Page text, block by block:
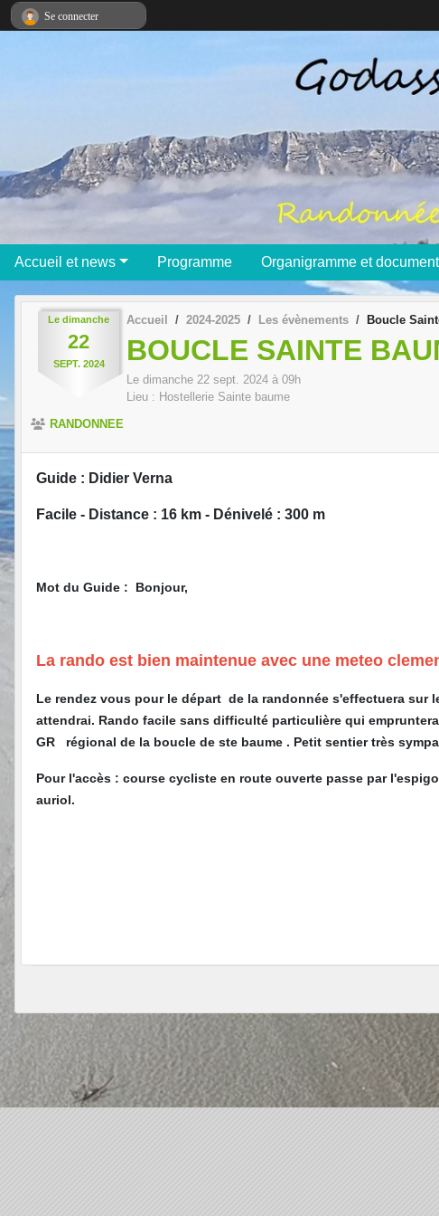
Accueil et news Programme Organigramme et
Le dimanche
22
SEPT. 2024
Accueil 2024-2025 Les évènements Boucle
BOUCLE SAINTE
Le dimanche 22 sept. 2024 à 09h
Lieu : Hostellerie Sainte baume
RANDONNEE
Guide : Didier Verna
Facile - Distance : 16 km - Dénivelé : 300 m
Mot du Guide : Bonjour,
La rando est bien maintenue avec une meteo
Le rendez vous pour le départ de la randonnée s'effectuera
attendrai. Rando facile sans difficulté particulière qui
GR régional de la boucle de ste baume . Petit sentier très
Pour l'accès : course cycliste en route ouverte passe par
auriol.
Se connecter
Panneau de gestion des cookies